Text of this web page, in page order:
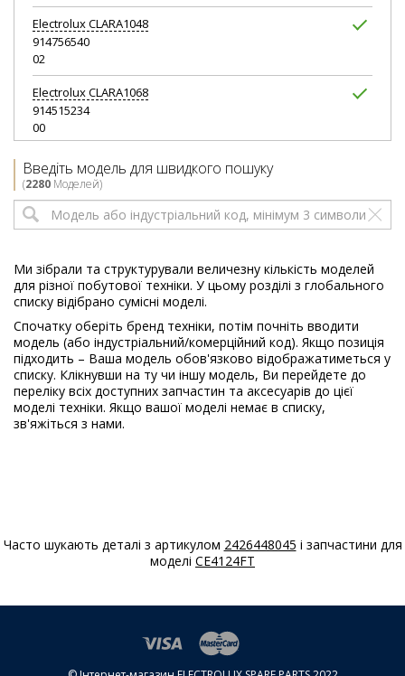
ElectroluxCLARA1048
914756540
02
ElectroluxCLARA1068
914515234
00
Electrolux
914515239
01
ElectroluxCLARA1248
01
ElectroluxCLARA1248
02
Electrolux
CLARA868
914515231
01
01
00
DC4600HPWL
Введіть модель для швидкого пошуку
(2280 Моделей)
Ми зібрали та структурували величезну кількість моделей
для різної побутової техніки. У цьому розділі з глобального
списку відібрано сумісні моделі.
Спочатку оберіть бренд техніки, потім почніть вводити
модель (або індустріальний/комерційний код). Якщо позиція
підходить – Ваша модель обов'язково відображатиметься у
списку. Клікнувши на ту чи іншу модель, Ви перейдете до
переліку всіх доступних запчастин та аксесуарів до цієї
моделі техніки. Якщо вашої моделі немає в списку,
зв'яжіться з нами.
Часто шукають деталі з артикулом 2426448045 і запчастини для
моделі CE4124FT